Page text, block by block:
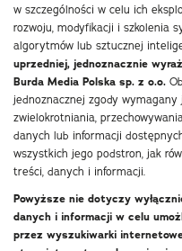
w szczególności w celu ich
rozwoju, modyfikacji i szkolenia
algorytmów lub sztucznej
uprzedniej, jednoznacznie
Burda Media Polska sp. z o.o.
jednoznacznej zgody
zwielokrotniania,
danych lub informacji
wszystkich jego podstron, jak
treści, danych i informacji.
Powyższe nie dotyczy
danych i informacji w celu
przez wyszukiwarki